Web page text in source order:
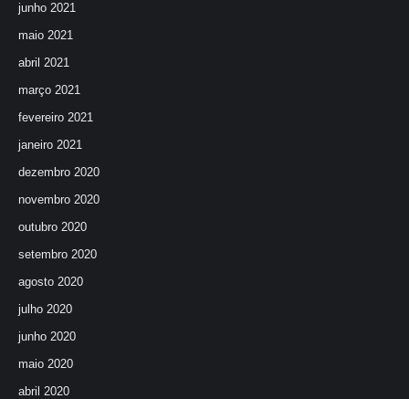
junho 2021
maio 2021
abril 2021
março 2021
fevereiro 2021
janeiro 2021
dezembro 2020
novembro 2020
outubro 2020
setembro 2020
agosto 2020
julho 2020
junho 2020
maio 2020
abril 2020